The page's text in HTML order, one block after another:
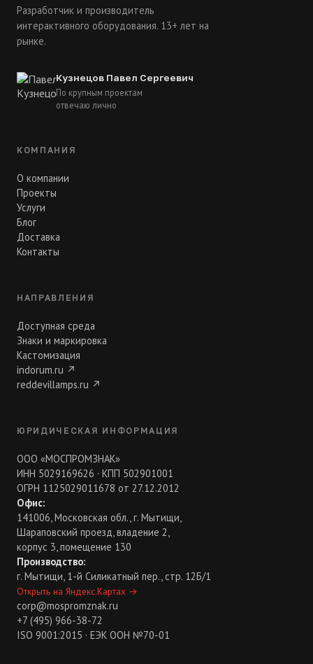
Разработчик и производитель
интерактивного оборудования. 13+ лет на
рынке.
Кузнецов Павел Сергеевич
По крупным проектам
отвечаю лично
КОМПАНИЯ
О компании
Проекты
Услуги
Блог
Доставка
Контакты
НАПРАВЛЕНИЯ
Доступная среда
Знаки и маркировка
Кастомизация
indorum.ru ↗
reddevillamps.ru ↗
ЮРИДИЧЕСКАЯ ИНФОРМАЦИЯ
ООО «МОСПРОМЗНАК»
ИНН 5029169626 · КПП 502901001
ОГРН 1125029011678 от 27.12.2012
Офис:
141006, Московская обл., г. Мытищи,
Шараповский проезд, владение 2,
корпус 3, помещение 130
Производство:
г. Мытищи, 1-й Силикатный пер., стр. 12Б/1
Открыть на Яндекс.Картах →
corp@mospromznak.ru
+7 (495) 966-38-72
ISO 9001:2015 · ЕЭК ООН №70-01